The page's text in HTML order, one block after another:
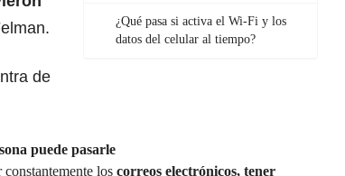
¿Qué pasa si activa el Wi-Fi y los
datos del celular al tiempo?
de
puede pasarle
los correos electrónicos, tener